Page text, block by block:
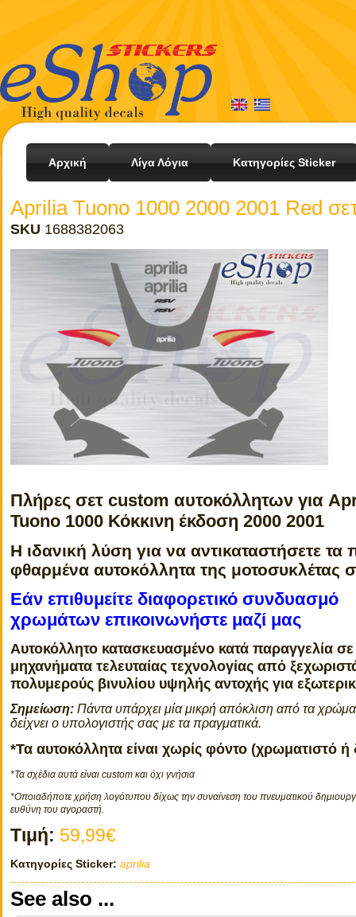
Αρχική Λίγα Λόγια Κατηγορίες Sticker
Aprilia Tuono 1000 2000 2001 Red
SKU 1688382063
Πλήρες σετ custom αυτοκόλλητων για
Tuono 1000 Κόκκινη έκδοση 2000 2001
Η ιδανική λύση για να αντικαταστήσετε τα
φθαρμένα αυτοκόλλητα της μοτοσυκλέτας
Εάν επιθυμείτε διαφορετικό συνδυασμό
χρωμάτων επικοινωνήστε μαζί μας
Αυτοκόλλητο κατασκευασμένο κατά παραγγελία σε
μηχανήματα τελευταίας τεχνολογίας από
πολυμερούς βινυλίου υψηλής αντοχής για
Σημείωση: Πάντα υπάρχει μία μικρή απόκλιση από τα
δείχνει ο υπολογιστής σας με τα πραγματικά.
*Τα αυτοκόλλητα είναι χωρίς φόντο (χρωματιστό ή
*Τα σχέδια αυτά είναι custom και όχι γνήσια
*Οποιαδήποτε χρήση λογότυπου δίχως την συναίνεση του πνευματικού
ευθύνη του αγοραστή.
Τιμή: 59,99€
Κατηγορίες Sticker: aprilia
See also ...